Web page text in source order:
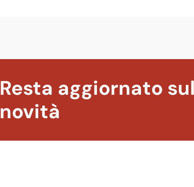
Resta aggiornato
novità